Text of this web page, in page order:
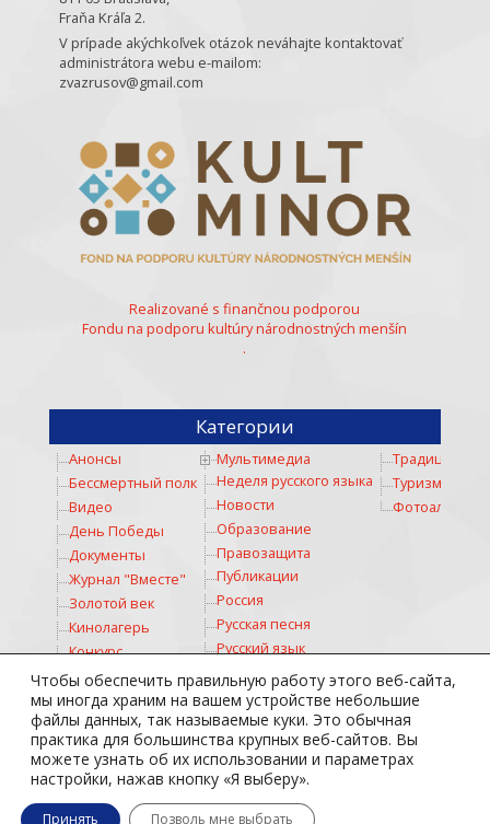
Чтобы обеспечить правильную работу этого веб-сайта,
мы иногда храним на вашем устройстве небольшие
файлы данных, так называемые куки. Это обычная
практика для большинства крупных веб-сайтов. Вы
можете узнать об их использовании и параметрах
настройки, нажав кнопку «Я выберу».
Принять Позволь мне выбрать
Fraňa Kráľa 2.
V prípade akýchkoľvek otázok neváhajte kontaktovať
administrátora webu e-mailom:
zvazrusov@gmail.com
Realizované s finančnou podporou
Fondu na podporu kultúry národnostných menšín
.
Категории
Анонсы
Бессмертный полк
Видео
День Победы
Документы
Журнал "Вместе"
Золотой век
Кинолагерь
Конкурс
Коронавирус
Космос
Культура
Личности
Медицина
Мультимедиа
Неделя русского языка
Новости
Образование
Правозащита
Публикации
Россия
Русская песня
Русский язык
Русское слово
Соревнование
Спорт
Стихи
Театр
Тотальный диктант
Традиции
Туризм
Фотоальбом